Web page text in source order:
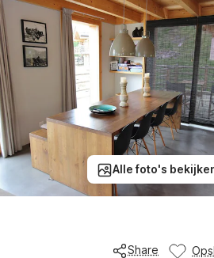
Alle foto's
Share